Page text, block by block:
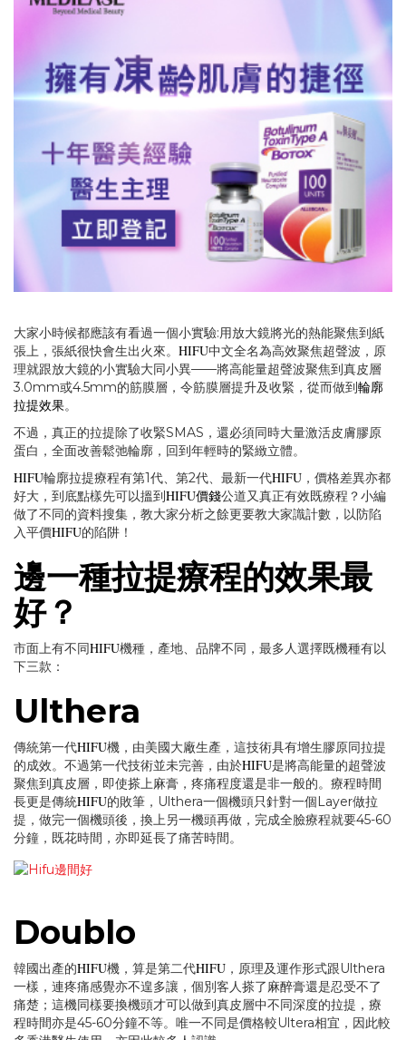
大家小時候都應該有看過一個小實驗:用放大鏡將光的熱能聚焦到紙
張上，張紙很快會生出火來。 HIFU中文全名為高效聚焦超聲波，原
理就跟放大鏡的小實驗大同小異——將高能量超聲波聚焦到真皮層
3.0mm或4.5mm的筋膜層，令筋膜層提升及收緊，從而做到輪廓
拉提效果。
不過，真正的拉提除了收緊SMAS，還必須同時大量激活皮膚膠原
蛋白，全面改善鬆弛輪廓，回到年輕時的緊緻立體。
HIFU輪廓拉提療程有第1代、第2代、最新一代HIFU ，價格差異亦都
好大，到底點樣先可以搵到HIFU價錢公道又真正有效既療程？小編
做了不同的資料搜集，教大家分析之餘更要教大家識計數，以防陷
入平價HIFU的陷阱！
邊一種拉提療程的效果最
好？
市面上有不同HIFU機種，產地、品牌不同，最多人選擇既機種有以
下三款：
Ulthera
傳統第一代HIFU機，由美國大廠生產，這技術具有增生膠原同拉提
的成效。不過第一代技術並未完善，由於HIFU是將高能量的超聲波
聚焦到真皮層，即使搽上麻膏，疼痛程度還是非一般的。療程時間
長更是傳統HIFU的敗筆，Ulthera一個機頭只針對一個Layer做拉
提，做完一個機頭後，換上另一機頭再做，完成全臉療程就要45-60
分鐘，既花時間，亦即延長了痛苦時間。
Doublo
韓國出產的HIFU機，算是第二代HIFU ，原理及運作形式跟Ulthera
一樣，連疼痛感覺亦不遑多讓，個別客人搽了麻醉膏還是忍受不了
痛楚；這機同樣要換機頭才可以做到真皮層中不同深度的拉提，療
程時間亦是45-60分鐘不等。唯一不同是價格較Ultera相宜，因此較